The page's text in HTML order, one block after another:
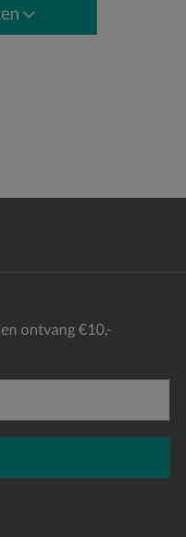
ontvang €10,-